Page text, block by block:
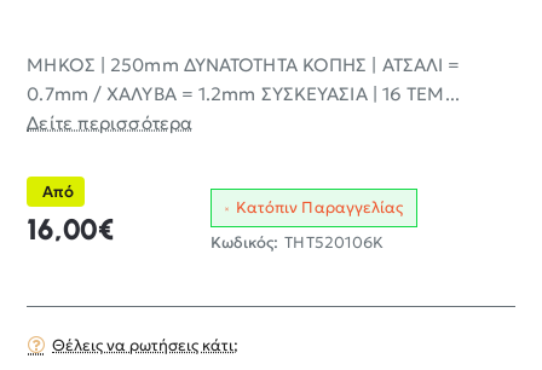
ΜΗΚΟΣ | 250mm ΔΥΝΑΤΟΤΗΤΑ ΚΟΠΗΣ | ΑΤΣΑΛΙ =
0.7mm / ΧΑΛΥΒΑ = 1.2mm ΣΥΣΚΕΥΑΣΙΑ | 16 ΤΕΜ...
Δείτε περισσότερα
Από
16,00€
Κατόπιν Παραγγελίας
Κωδικός: THT520106K
Θέλεις να ρωτήσεις κάτι;